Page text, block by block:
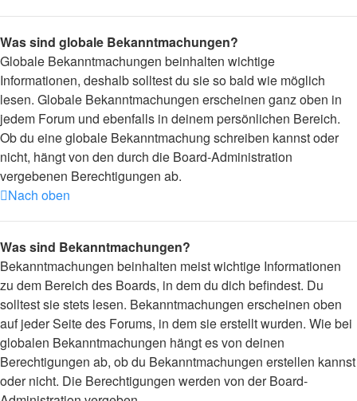
Was sind globale Bekanntmachungen?
Globale Bekanntmachungen beinhalten wichtige
Informationen, deshalb solltest du sie so bald wie möglich
lesen. Globale Bekanntmachungen erscheinen ganz oben in
jedem Forum und ebenfalls in deinem persönlichen Bereich.
Ob du eine globale Bekanntmachung schreiben kannst oder
nicht, hängt von den durch die Board-Administration
vergebenen Berechtigungen ab.
Nach oben
Was sind Bekanntmachungen?
Bekanntmachungen beinhalten meist wichtige Informationen
zu dem Bereich des Boards, in dem du dich befindest. Du
solltest sie stets lesen. Bekanntmachungen erscheinen oben
auf jeder Seite des Forums, in dem sie erstellt wurden. Wie bei
globalen Bekanntmachungen hängt es von deinen
Berechtigungen ab, ob du Bekanntmachungen erstellen kannst
oder nicht. Die Berechtigungen werden von der Board-